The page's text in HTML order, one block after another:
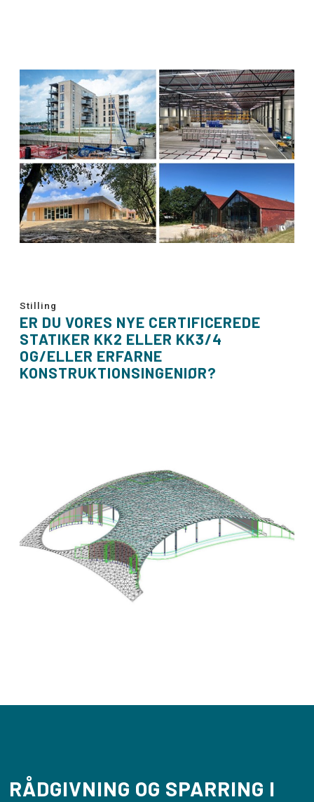
Stilling
ER DU VORES NYE CERTIFICEREDE
STATIKER KK2 ELLER KK3/4
OG/ELLER ERFARNE
KONSTRUKTIONSINGENIØR?
RÅDGIVNING OG SPARRING I